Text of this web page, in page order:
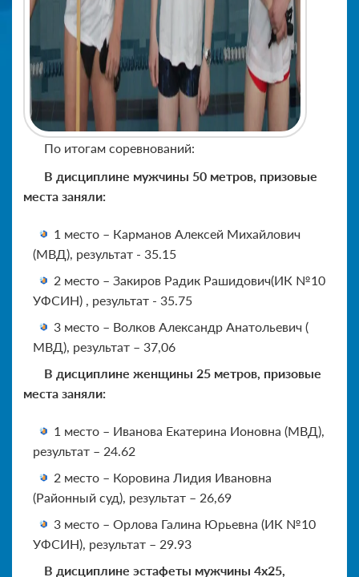
По итогам соревнований:
В дисциплине мужчины 50 метров, призовые
места заняли:
1 место – Карманов Алексей Михайлович
(МВД), результат - 35.15
2 место – Закиров Радик Рашидович(ИК №10
УФСИН) , результат - 35.75
3 место – Волков Александр Анатольевич (
МВД), результат – 37,06
В дисциплине женщины 25 метров, призовые
места заняли:
1 место – Иванова Екатерина Ионовна (МВД),
результат – 24.62
2 место – Коровина Лидия Ивановна
(Районный суд), результат – 26,69
3 место – Орлова Галина Юрьевна (ИК №10
УФСИН), результат – 29.93
В дисциплине эстафеты мужчины 4х25,